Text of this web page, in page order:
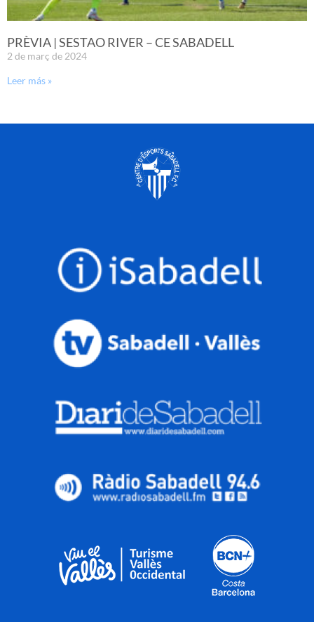
PRÈVIA | SESTAO RIVER – CE SABADELL
2 de març de 2024
Leer más »